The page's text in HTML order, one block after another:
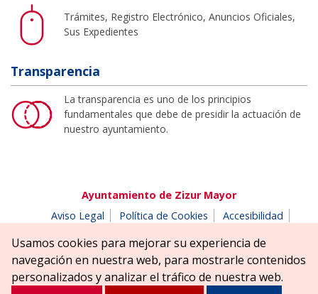
Trámites, Registro Electrónico, Anuncios Oficiales,
Sus Expedientes
Transparencia
La transparencia es uno de los principios
fundamentales que debe de presidir la actuación de
nuestro ayuntamiento.
Ayuntamiento de Zizur Mayor
Aviso Legal
Política de Cookies
Accesibilidad
Parque Erreniega parkea, s/n | 31180 Zizur Mayor-Zizur
Nagusia (NAVARRA-NAFARROA)
Tel. 948 181900
ayuntamiento@zizurmayor.es
Usamos cookies para mejorar su experiencia de
navegación en nuestra web, para mostrarle contenidos
personalizados y analizar el tráfico de nuestra web.